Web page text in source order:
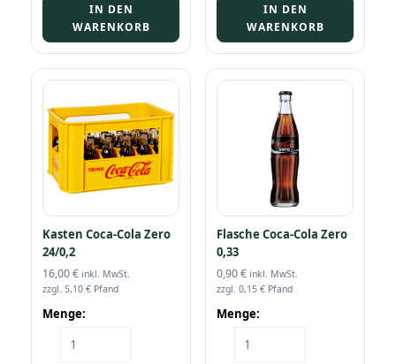
24/0,33
Menge
IN DEN
WARENKORB
0,2
Menge
IN DEN
WARENKORB
Kasten Coca-Cola Zero
24/0,2
16,00€ inkl. MwSt.
zzgl. 5,10 € Pfand
Menge:
Kasten
Coca-
Flasche Coca-Cola Zero
0,33
0,90€ inkl. MwSt.
zzgl. 0,15 € Pfand
Menge:
Flasche
Coca-